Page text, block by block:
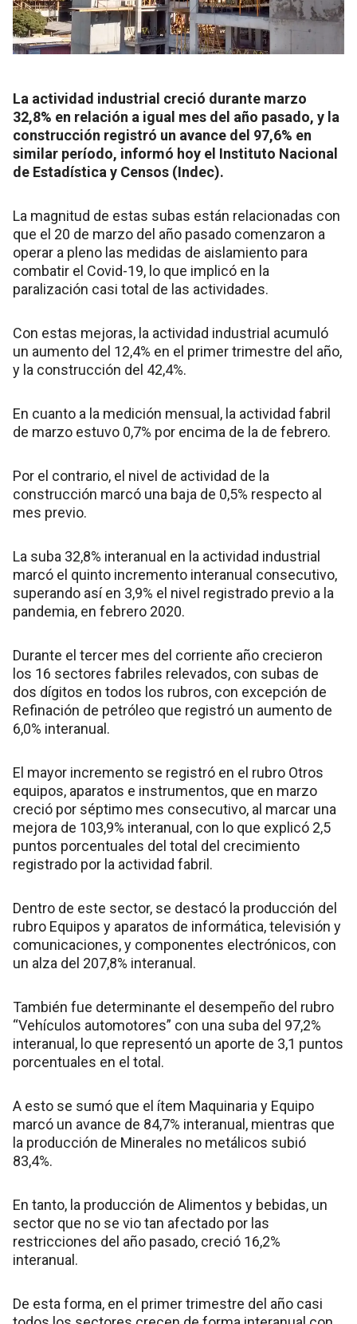
La actividad industrial creció durante marzo
32,8% en relación a igual mes del año pasado, y la
construcción registró un avance del 97,6% en
similar período, informó hoy el Instituto Nacional
de Estadística y Censos (Indec).
La magnitud de estas subas están relacionadas con
que el 20 de marzo del año pasado comenzaron a
operar a pleno las medidas de aislamiento para
combatir el Covid-19, lo que implicó en la
paralización casi total de las actividades.
Con estas mejoras, la actividad industrial acumuló
un aumento del 12,4% en el primer trimestre del año,
y la construcción del 42,4%.
En cuanto a la medición mensual, la actividad fabril
de marzo estuvo 0,7% por encima de la de febrero.
Por el contrario, el nivel de actividad de la
construcción marcó una baja de 0,5% respecto al
mes previo.
La suba 32,8% interanual en la actividad industrial
marcó el quinto incremento interanual consecutivo,
superando así en 3,9% el nivel registrado previo a la
pandemia, en febrero 2020.
Durante el tercer mes del corriente año crecieron
los 16 sectores fabriles relevados, con subas de
dos dígitos en todos los rubros, con excepción de
Refinación de petróleo que registró un aumento de
6,0% interanual.
El mayor incremento se registró en el rubro Otros
equipos, aparatos e instrumentos, que en marzo
creció por séptimo mes consecutivo, al marcar una
mejora de 103,9% interanual, con lo que explicó 2,5
puntos porcentuales del total del crecimiento
registrado por la actividad fabril.
Dentro de este sector, se destacó la producción del
rubro Equipos y aparatos de informática, televisión y
comunicaciones, y componentes electrónicos, con
un alza del 207,8% interanual.
También fue determinante el desempeño del rubro
“Vehículos automotores” con una suba del 97,2%
interanual, lo que representó un aporte de 3,1 puntos
porcentuales en el total.
A esto se sumó que el ítem Maquinaria y Equipo
marcó un avance de 84,7% interanual, mientras que
la producción de Minerales no metálicos subió
83,4%.
En tanto, la producción de Alimentos y bebidas, un
sector que no se vio tan afectado por las
restricciones del año pasado, creció 16,2%
interanual.
De esta forma, en el primer trimestre del año casi